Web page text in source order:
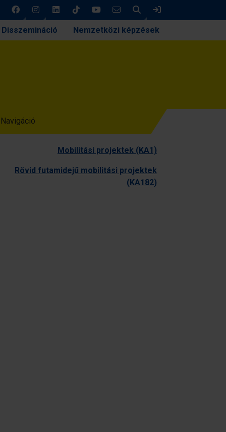
Keresés
Disszemináció Nemzetközi képzések
Navigáció
Mobilitási projektek (KA1)
Rövid futamidejű mobilitási projektek
(KA182)